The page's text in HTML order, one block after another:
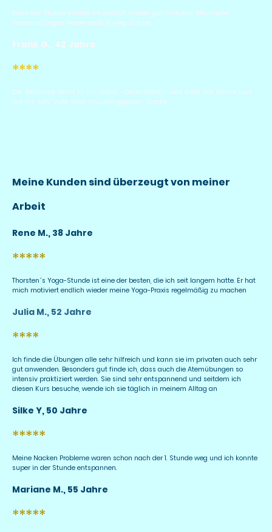
Nach der Stunde konnte ich endlich wieder gut schlafen. Alle meine
Verspannungen waren endlich weg. Danke
Frank G., 42 Jahre
****
Der Workshop Reise zu mir selbst - finde deine innere Kraft war klasse und
hat mir sehr viele neue Impulse gegeben. Danke
Rene M., 38 Jahre
Meine Kunden sind überzeugt von meiner
Arbeit
*****
Thorsten´s Yoga-Stunde ist eine der besten, die ich seit langem hatte. Er hat
mich motiviert endlich wieder meine Yoga-Praxis regelmäßig zu machen
Julia M., 52 Jahre
****
Ich finde die Übungen alle sehr hilfreich und kann sie im privaten auch sehr
gut anwenden. Besonders gut finde ich, dass auch die Atemübungen so
intensiv praktiziert werden. Sie sind sehr entspannend und seitdem ich
diesen Kurs besuche, wende ich sie täglich in meinem Alltag an
Silke Y, 50 Jahre
*****
Meine Nacken Probleme waren schon nach der 1. Stunde weg und ich konnte
super in der Stunde entspannen.
Mariane M., 55 Jahre
*****